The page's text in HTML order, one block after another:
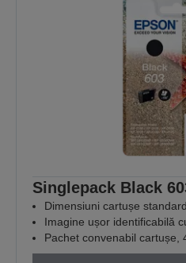
Singlepack Black
Dimensiuni cartușe
Imagine ușor identificabilă
Pachet convenabil cartușe,